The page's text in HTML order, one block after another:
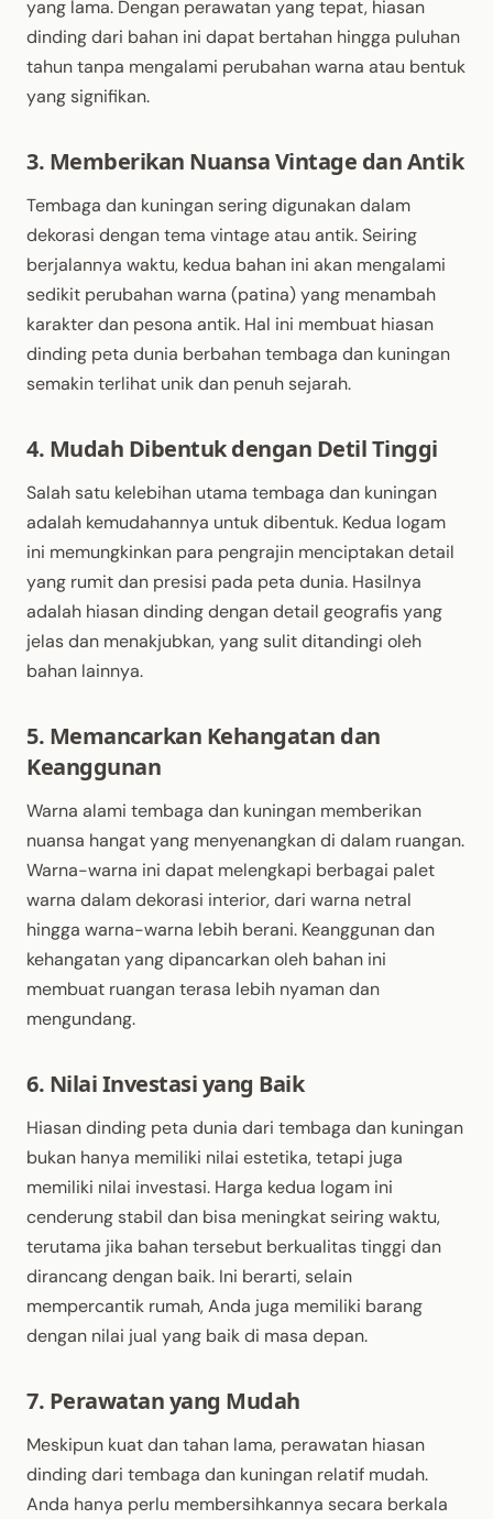
yang lama. Dengan perawatan yang tepat, hiasan
dinding dari bahan ini dapat bertahan hingga puluhan
tahun tanpa mengalami perubahan warna atau bentuk
yang signifikan.
3. Memberikan Nuansa Vintage dan Antik
Tembaga dan kuningan sering digunakan dalam
dekorasi dengan tema vintage atau antik. Seiring
berjalannya waktu, kedua bahan ini akan mengalami
sedikit perubahan warna (patina) yang menambah
karakter dan pesona antik. Hal ini membuat hiasan
dinding peta dunia berbahan tembaga dan kuningan
semakin terlihat unik dan penuh sejarah.
4. Mudah Dibentuk dengan Detil Tinggi
Salah satu kelebihan utama tembaga dan kuningan
adalah kemudahannya untuk dibentuk. Kedua logam
ini memungkinkan para pengrajin menciptakan detail
yang rumit dan presisi pada peta dunia. Hasilnya
adalah hiasan dinding dengan detail geografis yang
jelas dan menakjubkan, yang sulit ditandingi oleh
bahan lainnya.
5. Memancarkan Kehangatan dan
Keanggunan
Warna alami tembaga dan kuningan memberikan
nuansa hangat yang menyenangkan di dalam ruangan.
Warna-warna ini dapat melengkapi berbagai palet
warna dalam dekorasi interior, dari warna netral
hingga warna-warna lebih berani. Keanggunan dan
kehangatan yang dipancarkan oleh bahan ini
membuat ruangan terasa lebih nyaman dan
mengundang.
6. Nilai Investasi yang Baik
Hiasan dinding peta dunia dari tembaga dan kuningan
bukan hanya memiliki nilai estetika, tetapi juga
memiliki nilai investasi. Harga kedua logam ini
cenderung stabil dan bisa meningkat seiring waktu,
terutama jika bahan tersebut berkualitas tinggi dan
dirancang dengan baik. Ini berarti, selain
mempercantik rumah, Anda juga memiliki barang
dengan nilai jual yang baik di masa depan.
7. Perawatan yang Mudah
Meskipun kuat dan tahan lama, perawatan hiasan
dinding dari tembaga dan kuningan relatif mudah.
Anda hanya perlu membersihkannya secara berkala